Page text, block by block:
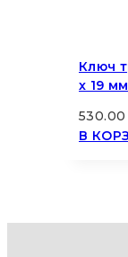
Ключ
х 19
530.00
В